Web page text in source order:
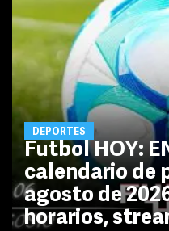
DEPORTES
Futbol HOY:
calendario de
agosto de
horarios,